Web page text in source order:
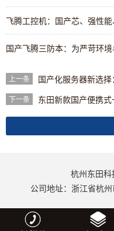
飞腾工控机：国产芯、强性
国产飞腾三防本：为严苛环
上一条
下一条 东田新款国产便携
杭州东田
公司地址：浙江省杭